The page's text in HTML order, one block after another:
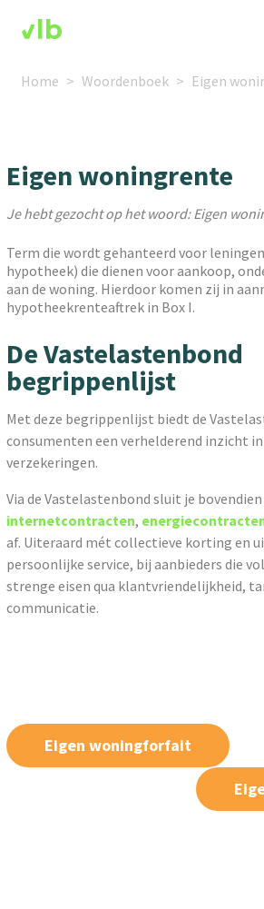
Home Woordenboek Eigen
Eigen woningrente
Je hebt gezocht op het woord: Eigen
Term die wordt gehanteerd voor
hypotheek) die dienen voor aankoop,
aan de woning. Hierdoor komen zij in
hypotheekrenteaftrek in Box I.
De Vastelastenbond
begrippenlijst
Met deze begrippenlijst biedt de
consumenten een verhelderend inzicht in
verzekeringen.
Via de Vastelastenbond sluit je
internetcontracten,
af. Uiteraard mét collectieve korting en
persoonlijke service, bij aanbieders die
strenge eisen qua klantvriendelijkheid,
communicatie.
Eigen woningforfait